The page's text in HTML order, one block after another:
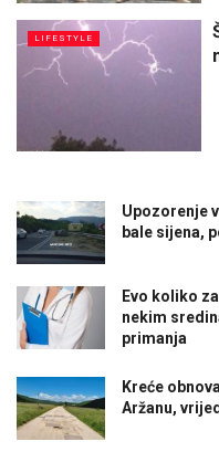
LIFESTYLE
Upozorenje
bale sijena,
Evo koliko
nekim
primanja
Kreće
Aržanu,